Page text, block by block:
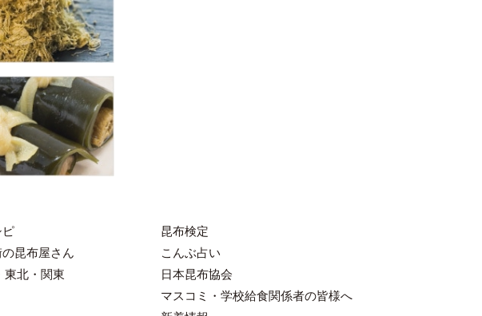
ピ
昆布屋さん
東北・関東
昆布検定
こんぶ占い
日本昆布協会
マスコミ・学校給食関係者の皆様へ
協会